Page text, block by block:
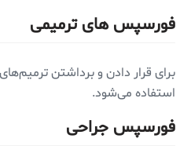
فورسپس های ترمیمی
برای قرار دادن و برداشتن
استفاده می‌شود.
فورسپس جراحی